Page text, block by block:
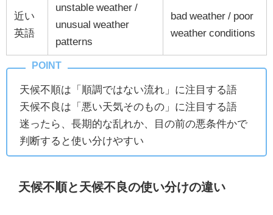
近い
英語
unstable weather /
unusual weather
patterns
bad weather / poor
weather conditions
天候不順は「順調ではない流れ」に注目する語
天候不良は「悪い天気そのもの」に注目する語
迷ったら、長期的な乱れか、目の前の悪条件かで
判断すると使い分けやすい
天候不順と天候不良の使い分けの違い